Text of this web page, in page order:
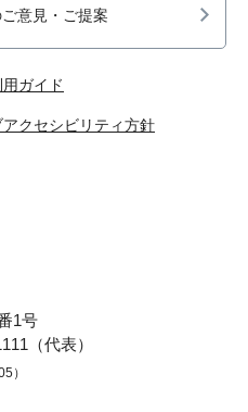
意見・ご提案
用ガイド
アクセシビリティ方針
1号
（代表）
）